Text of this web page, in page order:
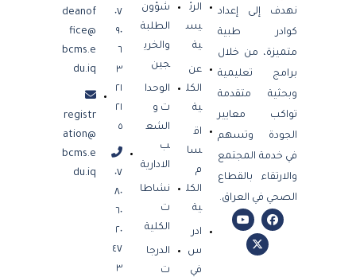
نهدف إلى إعداد
كوادر طبية
متميزة، من خلال
برامج تعليمية
وبحثية متقدمة
تواكب معايير
الجودة وتسهم
في خدمة المجتمع
والارتقاء بالقطاع
الصحي في العراق.
الرئ
يس
ية
عن
الكل
ية
اق
سا
م
الكل
ية
ادر
س
في
شؤون
الطلبة
والخري
جين
الوحدا
ت و
الشع
ب
الادارية
نشاطا
ت
الكلية
الدرجا
ت
٠٧
٩٠
٦
٣
٢١
٢١
٥
٠٧
٨٠
٦٠
٢٠
٤٧
٣
deanof
fice@
bcms.e
du.iq
registr
ation@
bcms.e
du.iq